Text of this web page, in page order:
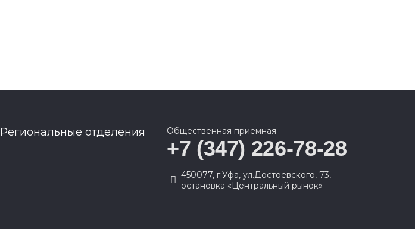
Региональные отделения Общественная приемная
+7 (347) 226-78-28
450077, г.Уфа, ул.Достоевского, 73,
остановка «Центральный рынок»